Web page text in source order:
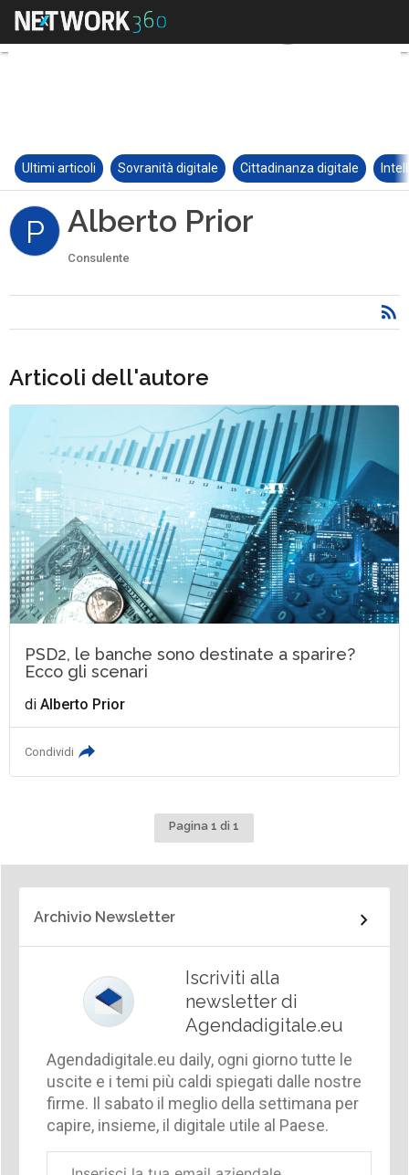
Ultimi articoli Sovranità digitale Cittadinanza digitale
P Alberto Prior
Consulente
Articoli dell'autore
PSD2, le banche sono destinate a sparire?
Ecco gli scenari
diAlberto Prior
Condividi
Pagina 1 di 1
Archivio Newsletter
Iscriviti alla
newsletter di
Agendadigitale.eu
Agendadigitale.eu daily, ogni giorno tutte le
uscite e i temi più caldi spiegati dalle nostre
firme. Il sabato il meglio della settimana per
capire, insieme, il digitale utile al Paese.